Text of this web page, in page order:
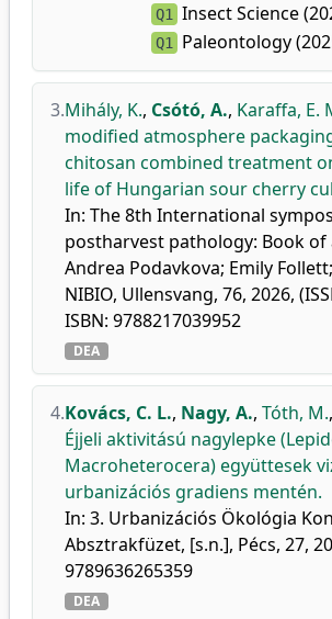
Q1 Insect Science
Q1 Paleontology
3.Mihály, K., Csótó, A., Karaffa, E.
modified atmosphere
chitosan combined treatment
life of Hungarian sour cherry
In: The 8th International
postharvest pathology: Book
Andrea Podavkova; Emily
NIBIO, Ullensvang, 76, 2026,
ISBN: 9788217039952
DEA
4.Kovács, C. L., Nagy, A., Tóth, M.,
Éjjeli aktivitású nagylepke
Macroheterocera) együttesek
urbanizációs gradiens mentén.
In: 3. Urbanizációs Ökológia
Absztrakfüzet, [s.n.], Pécs, 27,
9789636265359
DEA